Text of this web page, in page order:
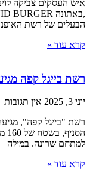
איש העסקים צביקה
הבעלים של רשת האופנה
קרא עוד »
רשת בייגל קפה
יוני 3, 2025
אין תגובות
למתחם שרונה. במילה
קרא עוד »